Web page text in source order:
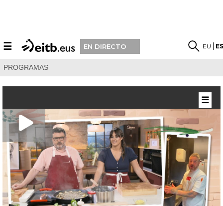
☰ EN DIRECTO EU
PROGRAMAS
☰